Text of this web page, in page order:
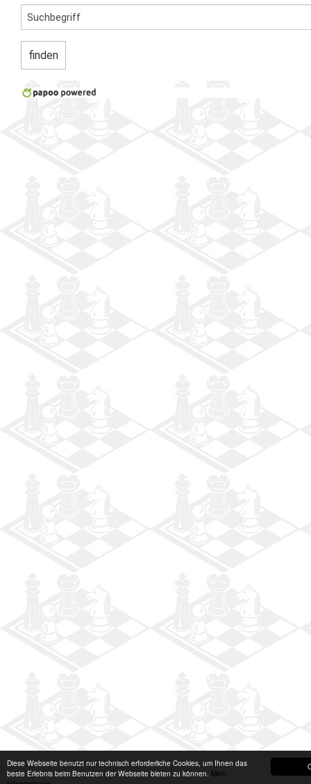
Diese Webseite benutzt nur technisch erforderliche Cookies, um Ihnen das
beste Erlebnis beim Benutzen der Webseite bieten zu können. Mehr